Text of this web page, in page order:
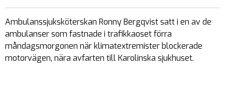
Ambulanssjuksköterskan Ronny Bergqvist satt i en av de
ambulanser som fastnade i trafikkaoset förra
måndagsmorgonen när klimatextremister blockerade
motorvägen, nära avfarten till Karolinska sjukhuset.